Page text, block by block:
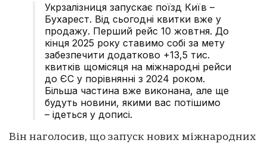
Укрзалізниця запускає поїзд Київ –
Бухарест. Від сьогодні квитки вже у
продажу. Перший рейс 10 жовтня. До
кінця 2025 року ставимо собі за мету
забезпечити додатково +13,5 тис.
квитків щомісяця на міжнародні рейси
до ЄС у порівнянні з 2024 роком.
Більша частина вже виконана, але ще
будуть новини, якими вас потішимо
– ідеться у дописі.
Він наголосив, що запуск нових міжнародних